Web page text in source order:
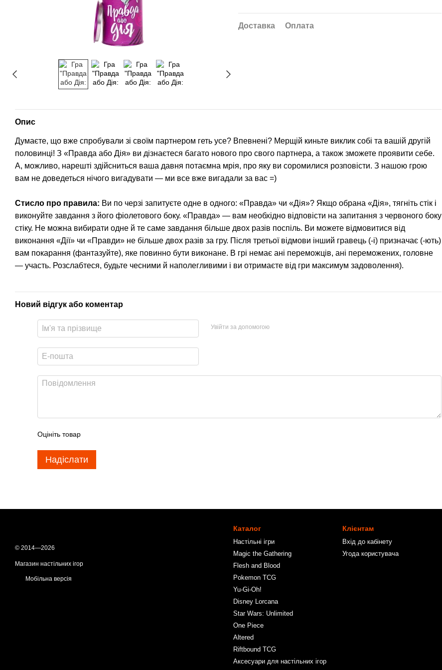
Доставка Оплата
Опис
Думаєте, що вже спробували зі своїм партнером геть усе? Впевнені? Мерщій киньте виклик собі та вашій другій
половинці! З «Правда або Дія» ви дізнаєтеся багато нового про свого партнера, а також зможете проявити себе.
А, можливо, нарешті здійсниться ваша давня потаємна мрія, про яку ви соромилися розповісти. З нашою грою
вам не доведеться нічого вигадувати ― ми все вже вигадали за вас =)
Стисло про правила: Ви по черзі запитуєте одне в одного: «Правда» чи «Дія»? Якщо обрана «Дія», тягніть стік і
виконуйте завдання з його фіолетового боку. «Правда» — вам необхідно відповісти на запитання з червоного боку
стіку. Не можна вибирати одне й те саме завдання більше двох разів поспіль. Ви можете відмовитися від
виконання «Дії» чи «Правди» не більше двох разів за гру. Після третьої відмови інший гравець (-і) призначає (-ють)
вам покарання (фантазуйте), яке повинно бути виконане. В грі немає ані переможців, ані переможених, головне
— участь. Розслабтеся, будьте чесними й наполегливими і ви отримаєте від гри максимум задоволення).
Новий відгук або коментар
Увійти за допомогою
Оцініть товар
Надіслати
© 2014—2026
Магазин настільних ігор
Мобільна версія
Каталог
Настільні ігри
Magic the Gathering
Flesh and Blood
Pokemon TCG
Yu-Gi-Oh!
Disney Lorcana
Star Wars: Unlimited
One Piece
Altered
Riftbound TCG
Аксесуари для настільних ігор
Клієнтам
Вхід до кабінету
Угода користувача